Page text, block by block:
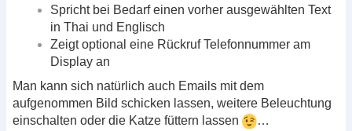
Spricht bei Bedarf einen vorher ausgewählten Text
in Thai und Englisch
Zeigt optional eine Rückruf Telefonnummer am
Display an
Man kann sich natürlich auch Emails mit dem
aufgenommen Bild schicken lassen, weitere Beleuchtung
einschalten oder die Katze füttern lassen
…